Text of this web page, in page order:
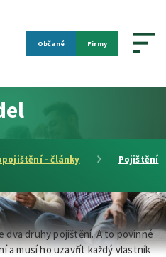
Občané Firmy
- články
Pojištění
dva druhy pojištění. A to povinné
a musí ho uzavřít každý vlastník